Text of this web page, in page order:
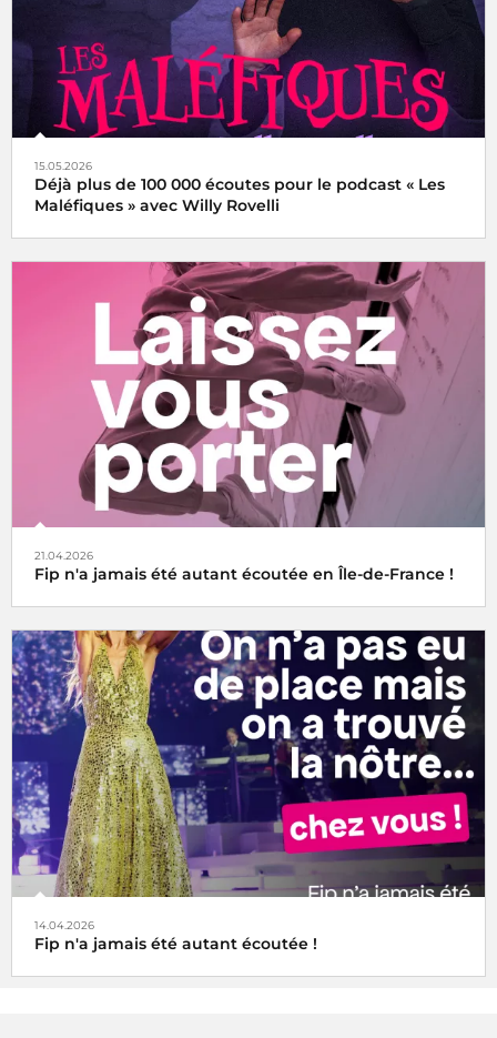
15.05.2026
Déjà plus de 100 000 écoutes pour le podcast « Les
Maléfiques » avec Willy Rovelli
21.04.2026
Fip n'a jamais été autant écoutée en Île-de-France !
14.04.2026
Fip n'a jamais été autant écoutée !